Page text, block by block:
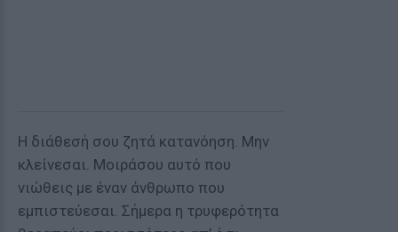
Η διάθεσή σου ζητά κατανόηση. Μην
κλείνεσαι. Μοιράσου αυτό που
νιώθεις με έναν άνθρωπο που
εμπιστεύεσαι. Σήμερα η τρυφερότητα